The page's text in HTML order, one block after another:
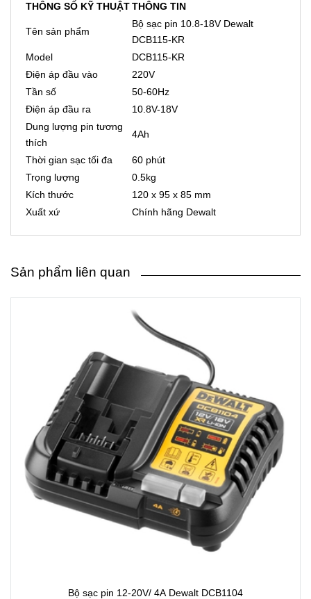
THÔNG SỐ KỸ THUẬTTHÔNG TIN
Tên sản phẩm
Bộ sạc pin 10.8-18V Dewalt
DCB115-KR
Model
DCB115-KR
Điện áp đầu vào
220V
Tần số
50-60Hz
Điện áp đầu ra
10.8V-18V
Dung lượng pin tương
thích
4Ah
Thời gian sạc tối đa
60 phút
Trọng lượng
0.5kg
Kích thước
120 x 95 x 85 mm
Xuất xứ
Chính hãng Dewalt
Sản phẩm liên quan
Bộ sạc pin 12-20V/ 4A Dewalt DCB1104